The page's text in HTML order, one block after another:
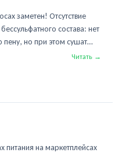
заметен! Отсутствие
состава: нет
пену, но при этом сушат
на влажные волосы,
Читать →
питания на маркетплейсах